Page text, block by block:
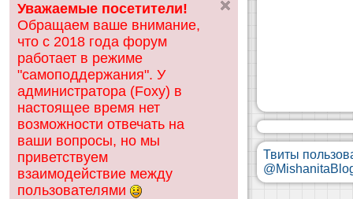
ск
Уважаемые посетители!
Обращаем ваше внимание,
что с 2018 года форум
работает в режиме
"самоподдержания". У
администратора (Foxy) в
настоящее время нет
возможности отвечать на
ваши вопросы, но мы
приветствуем
взаимодействие между
пользователями
Твиты